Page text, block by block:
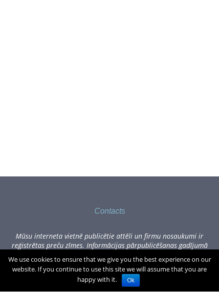
€
Contacts
Mūsu interneta vietnē publicētie attēli un firmu nosaukumi ir
reģistrētas preču zīmes. Informācijas pārpublicēšanas gadījumā
lūdzam sazināties, rakstot uz office[at]zogufabrika.lv.
Visas cenas norādītas Eiro, tajā skaitā PVN.
We use cookies to ensure that we give you the best experience on our
website. If you continue to use this site we will assume that you are
happy with it.
Ok